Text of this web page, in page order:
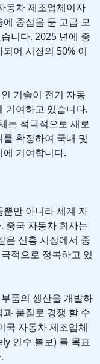
동차 제조업체이자
중점을 둔 고급 모
니다. 2025 년에 중
어 시장의 50% 이
기술이 전기 자동
기여하고 있습니다.
는 적극적으로 새로
확장하여 국내 및
기여합니다.
만 아니라 세계 자
중국 자동차 회사는
은 신흥 시장에서 중
적으로 정복하고 있
품의 생산을 개발하
품질로 경쟁 할 수
국 자동차 제조업체
인수 볼보) 를 목표